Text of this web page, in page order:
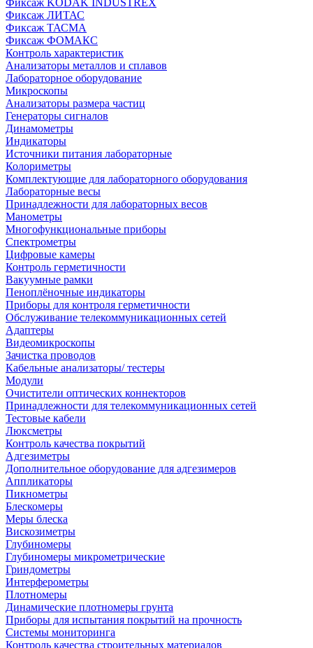
Фиксаж KODAK INDUSTREX
Фиксаж ЛИТАС
Фиксаж ТАСМА
Фиксаж ФОМАКС
Контроль характеристик
Анализаторы металлов и сплавов
Лабораторное оборудование
Микроскопы
Анализаторы размера частиц
Генераторы сигналов
Динамометры
Индикаторы
Источники питания лабораторные
Колориметры
Комплектующие для лабораторного оборудования
Лабораторные весы
Принадлежности для лабораторных весов
Манометры
Многофункциональные приборы
Спектрометры
Цифровые камеры
Контроль герметичности
Вакуумные рамки
Пеноплёночные индикаторы
Приборы для контроля герметичности
Обслуживание телекоммуникационных сетей
Адаптеры
Видеомикроскопы
Зачистка проводов
Кабельные анализаторы/ тестеры
Модули
Очистители оптических коннекторов
Принадлежности для телекоммуникационных сетей
Тестовые кабели
Люксметры
Контроль качества покрытий
Адгезиметры
Дополнительное оборудование для адгезимеров
Аппликаторы
Пикнометры
Блескомеры
Меры блеска
Вискозиметры
Глубиномеры
Глубиномеры микрометрические
Гриндометры
Интерферометры
Плотномеры
Динамические плотномеры грунта
Приборы для испытания покрытий на прочность
Системы мониторинга
Контроль качества строительных материалов